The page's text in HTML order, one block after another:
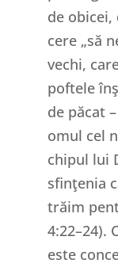
de obicei,
cere „să
vechi,
poftele
de păcat
omul cel
chipul lui
sfinţenia
trăim
4:22–24).
este